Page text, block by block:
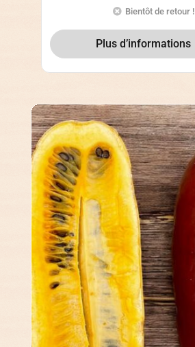
Bientôt de retour !
Plus d’informations